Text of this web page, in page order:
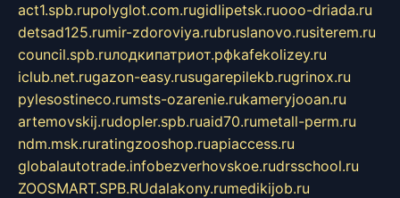
act1.spb.rupolyglot.com.rugidlipetsk.ruooo-driada.ru
detsad125.rumir-zdoroviya.rubruslanovo.rusiterem.ru
council.spb.ruлодкипатриот.рфkafekolizey.ru
iclub.net.rugazon-easy.rusugarepilekb.rugrinox.ru
pylesostineco.rumsts-ozarenie.rukameryjooan.ru
artemovskij.rudopler.spb.ruaid70.rumetall-perm.ru
ndm.msk.ruratingzooshop.ruapiaccess.ru
globalautotrade.infobezverhovskoe.rudrsschool.ru
ZOOSMART.SPB.RUdalakony.rumedikijob.ru